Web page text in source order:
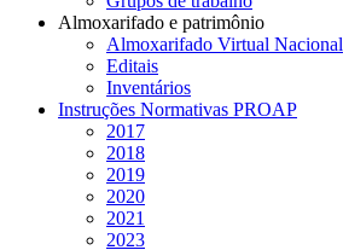
Almoxarifado e patrimônio
Almoxarifado Virtual Nacional
Editais
Inventários
Instruções Normativas PROAP
2017
2018
2019
2020
2021
2023